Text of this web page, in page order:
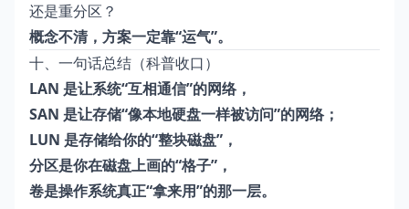
还是重分区？
概念不清，方案一定靠“运气”。
十、一句话总结（科普收口）
LAN 是让系统“互相通信”的网络，
SAN 是让存储“像本地硬盘一样被访问”的网络；
LUN 是存储给你的“整块磁盘”，
分区是你在磁盘上画的“格子”，
卷是操作系统真正“拿来用”的那一层。